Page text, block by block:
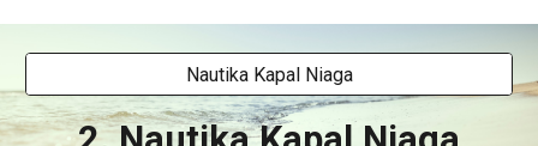
Nautika Kapal Niaga